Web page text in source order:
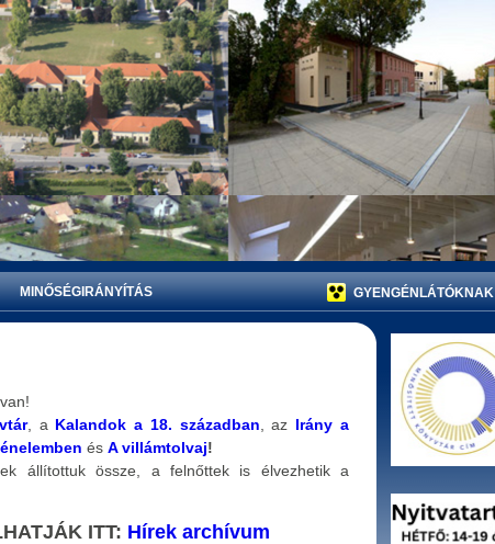
ÁLTALÁNOS ISKOLA
KÖNYVTÁRA
MINŐSÉGIRÁNYÍTÁS GYENGÉNLÁTÓKNAK
, a Kalandok a 18. században , az Irány a
és A villámtolvaj!
állítottuk össze, a felnőttek is élvezhetik a
ITT: Hírek archívum